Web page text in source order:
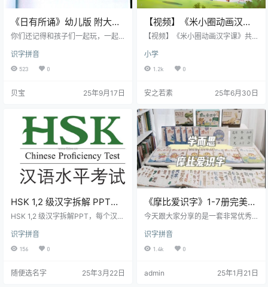
《日有所诵》幼儿版 附大字
合并版 PDF 适合3-6岁
你们还记得和孩子们一起玩，一起
孩子们可能不记得这首童谣了，但
曾经的快乐，这些温暖，一定会一
奏。童谣和儿歌是最符合孩子生活
子的语言能力，培养他们的专注
力，激发他们的想象力，提高他们
的感知和情感表达能力，对孩子的
身心发展具…
识字拼音
523 0
贝宝 25年9月17日
【视频】《米小圈动画汉字
课》共30集
【视频】《米小圈动画汉字课》共3
结合，带孩子学习30个字根、35个
偏旁、近100个知识点和近1000个
从生活出发，将汉字与生活建立联
等，利用多学科解读汉字文化3 汉字
讲解用偏旁部首构建汉字网络，举
一反三4 寻找汉字米小圈家族在生活
中寻找汉字，演绎趣味故事 &nbs…
小学
1.2k 0
安之若素 25年6月30日
HSK 1,2 级汉字拆解 PPT格
式
HSK 1,2 级汉字拆解PPT，每个汉字
解，一共338个汉字。
识字拼音
156 0
随便选名字 25年3月22日
《摩比爱识字》1-7册完美打
印版 附送艾宾浩斯记忆曲线
今天跟大家分享的是一套非常优秀
字》。 这套书籍共分为六册，每一
册都包含了丰富的汉字和相关的语
文知识，是孩子们学习汉字的得力
插图和简洁的解释，让孩子们在轻
识字拼音
1.4k 0
admin 25年1月21日